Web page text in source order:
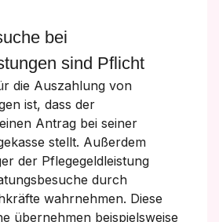
bei
sind Pflicht
die Auszahlung von
ist, dass der
Antrag bei seiner
stellt. Außerdem
der Pflegegeldleistung
durch
wahrnehmen. Diese
übernehmen beispielsweise